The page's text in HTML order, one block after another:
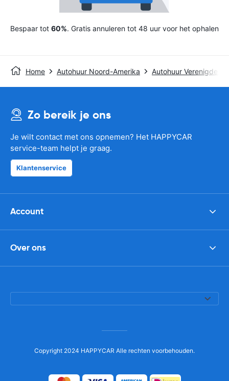
Bespaar tot 60%. Gratis annuleren tot 48 uur voor het ophalen
Home Autohuur Noord-Amerika Autohuur Verenigde
Zo bereik je ons
Je wilt contact met ons opnemen? Het HAPPYCAR
service-team helpt je graag.
Klantenservice
Account
Over ons
Copyright 2024 HAPPYCAR Alle rechten voorbehouden.